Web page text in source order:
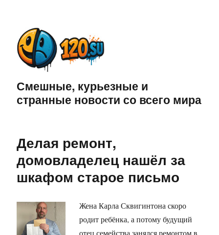
Смешные, курьезные и
странные новости со всего мира
Делая ремонт,
домовладелец нашёл за
шкафом старое письмо
Жена Карла Сквигинтона скоро
родит ребёнка, а потому будущий
отец семейства занялся ремонтом в